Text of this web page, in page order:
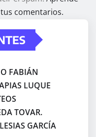
comentarios.
FABIÁN
LUQUE
TOVAR.
GARCÍA